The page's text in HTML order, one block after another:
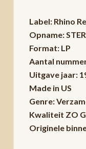
Label: Rhino
Opname:
Format: LP
Aantal
Uitgave jaar:
Made in US
Genre:
Kwaliteit ZO
Originele